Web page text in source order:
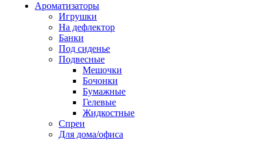
Ароматизаторы
Игрушки
На дефлектор
Банки
Под сиденье
Подвесные
Мешочки
Бочонки
Бумажные
Гелевые
Жидкостные
Спреи
Для дома/офиса